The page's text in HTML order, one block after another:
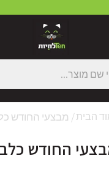
הבית מבצעי החודש
החודש